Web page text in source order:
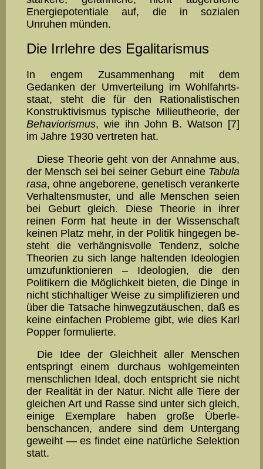
Energie­potentiale auf, die in sozialen
Unruhen münden.
Die Irrlehre des Egalitarismus
In engem Zusammenhang mit dem
Gedanken der Umverteilung im Wohl­fahrts­
staat, steht die für den Rationalistischen
Konstruktivis­mus typische Milieu­theo­rie, der
Behaviorismus, wie ihn John B. Watson [7]
im Jahre 1930 ver­tre­ten hat.
Diese Theorie geht von der Annahme aus,
der Mensch sei bei seiner Geburt eine Tabula
rasa, ohne angeborene, genetisch veran­kerte
Verhaltensmuster, und alle Menschen seien
bei Geburt gleich. Diese Theorie in ihrer
reinen Form hat heute in der Wissenschaft
keinen Platz mehr, in der Politik hingegen be­
steht die verhängnis­volle Tendenz, solche
Theorien zu sich lange haltenden Ideologien
umzufunktionieren – Ideologien, die den
Politikern die Möglich­keit bieten, die Dinge in
nicht stichhaltiger Weise zu simplifizieren und
über die Tatsache hinwegzutäuschen, daß es
keine einfachen Pro­bleme gibt, wie dies Karl
Popper for­mulierte.
Die Idee der Gleichheit aller Menschen
entspringt einem durch­aus wohl­ge­mein­ten
menschlichen Ideal, doch entspricht sie nicht
der Realität in der Natur. Nicht alle Tiere der
gleichen Art und Ras­se sind unter sich gleich,
einige Exemplare haben große Überle­
benschancen, andere sind dem Untergang
ge­weiht — es findet eine natürliche Selektion
statt.